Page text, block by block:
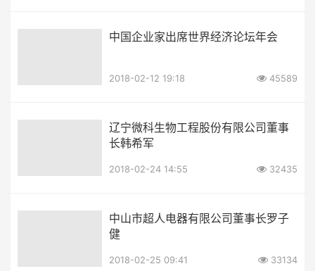
中国企业家出席世界经济论坛年会
2018-02-12 19:18 45589
辽宁微科生物工程股份有限公司董事
长韩希军
2018-02-24 14:55 32435
中山市超人电器有限公司董事长罗子
健
2018-02-25 09:41 33134